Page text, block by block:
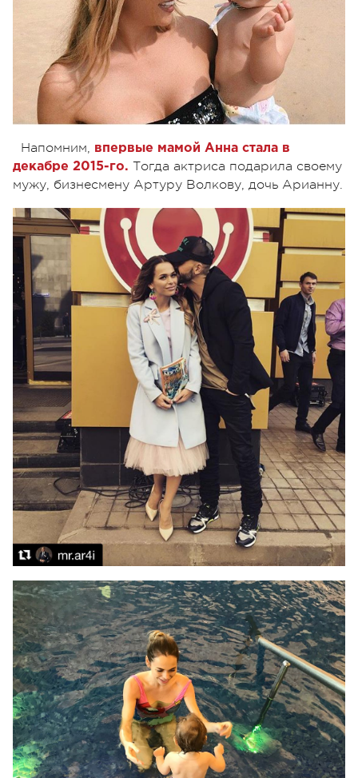
Напомним, впервые мамой Анна стала в
декабре 2015-го. Тогда актриса подарила своему
мужу, бизнесмену Артуру Волкову, дочь Арианну.